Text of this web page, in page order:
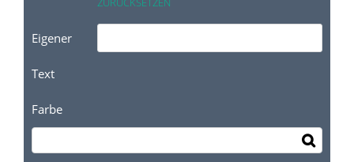
Eigener
Text
Farbe